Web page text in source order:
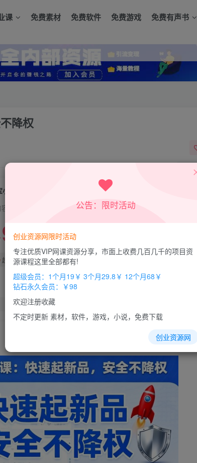
课 免费素材 免费软件 免费游戏 免费有声书
降权
小类目补单系列课，快速起新品，安全不降权
容为付费资源，请付费后查看
9.9
超级会员免费 钻石会员
您当前未登录！建议登陆后购买，办理会员包月更省
公告：限时活动
创业资源网限时活动
专注优质VIP网课资源分享，市面上收费几百几千的项目资
源课程这里全部都有!
超级会员：1个月19￥ 3个月29.8￥ 12个月68￥
钻石永久会员：￥98
欢迎注册收藏
不定时更新 素材，软件，游戏，小说，免费下载
创业资源网